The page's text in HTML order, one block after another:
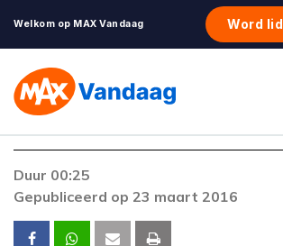
Welkom op MAX Vandaag Word lid
Duur 00:25
Gepubliceerd op 23 maart 2016